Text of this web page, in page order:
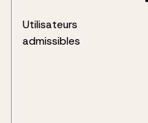
Utilisateurs
admissibles